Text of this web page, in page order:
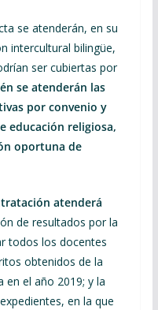
se atenderán, en su
intercultural bilingüe,
ser cubiertas por
se atenderán las
por convenio y
educación religiosa,
oportuna de
atenderá
de resultados por la
todos los docentes
obtenidos de la
en el año 2019; y la
en la que